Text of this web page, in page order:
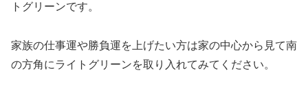
トグリーンです。
家族の仕事運や勝負運を上げたい方は家の中心から見て南
の方角にライトグリーンを取り入れてみてください。